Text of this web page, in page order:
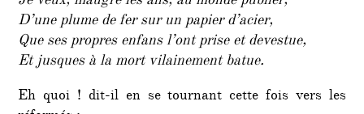
D’une plume de fer sur un papier d’acier,
Que ses propres enfans l’ont prise et devestue,
Et jusques à la mort vilainement batue.
Eh quoi ! dit-il en se tournant cette fois vers les